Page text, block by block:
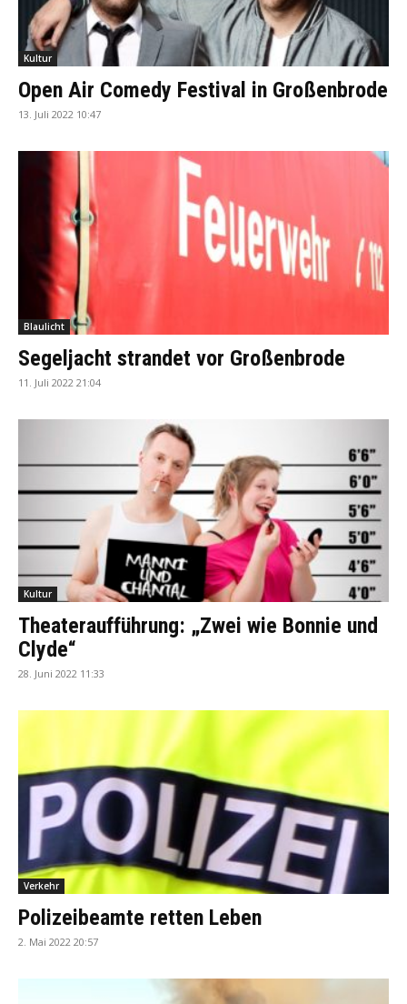
Kultur
Open Air Comedy Festival in Großenbrode
13. Juli 2022 10:47
Blaulicht
Segeljacht strandet vor Großenbrode
11. Juli 2022 21:04
Kultur
Theateraufführung: „Zwei wie Bonnie und
Clyde“
28. Juni 2022 11:33
Verkehr
Polizeibeamte retten Leben
2. Mai 2022 20:57